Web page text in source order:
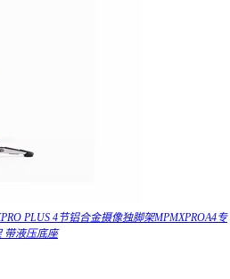
PLUS 4节铝合金摄像独脚架MPMXPROA4专
带液压底座